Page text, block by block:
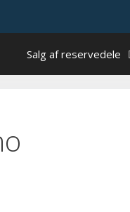
Salg af reservedele